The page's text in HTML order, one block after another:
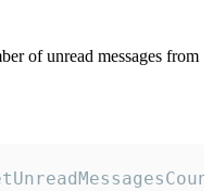
of unread messages from